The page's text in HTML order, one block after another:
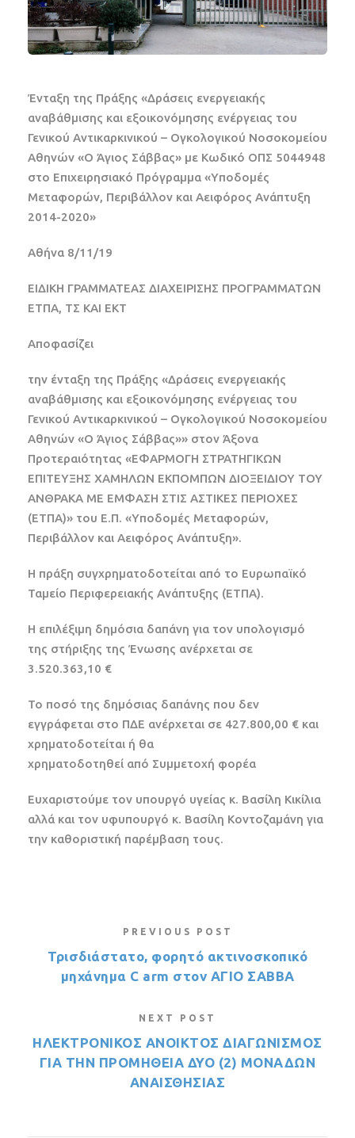
Ένταξη της Πράξης «Δράσεις ενεργειακής
αναβάθμισης και εξοικονόμησης ενέργειας του
Γενικού Αντικαρκινικού – Ογκολογικού Νοσοκομείου
Αθηνών «Ο Άγιος Σάββας» με Κωδικό ΟΠΣ 5044948
στο Επιχειρησιακό Πρόγραμμα «Υποδομές
Μεταφορών, Περιβάλλον και Αειφόρος Ανάπτυξη
2014-2020»
Αθήνα 8/11/19
ΕΙΔΙΚΗ ΓΡΑΜΜΑΤΕΑΣ ΔΙΑΧΕΙΡΙΣΗΣ ΠΡΟΓΡΑΜΜΑΤΩΝ
ΕΤΠΑ, ΤΣ ΚΑΙ ΕΚΤ
Αποφασίζει
την ένταξη της Πράξης «Δράσεις ενεργειακής
αναβάθμισης και εξοικονόμησης ενέργειας του
Γενικού Αντικαρκινικού – Ογκολογικού Νοσοκομείου
Αθηνών «Ο Άγιος Σάββας»» στον Άξονα
Προτεραιότητας «ΕΦΑΡΜΟΓΗ ΣΤΡΑΤΗΓΙΚΩΝ
ΕΠΙΤΕΥΞΗΣ ΧΑΜΗΛΩΝ ΕΚΠΟΜΠΩΝ ΔΙΟΞΕΙΔΙΟΥ ΤΟΥ
ΑΝΘΡΑΚΑ ΜΕ ΕΜΦΑΣΗ ΣΤΙΣ ΑΣΤΙΚΕΣ ΠΕΡΙΟΧΕΣ
(ΕΤΠΑ)» του Ε.Π. «Υποδομές Μεταφορών,
Περιβάλλον και Αειφόρος Ανάπτυξη».
Η πράξη συγχρηματοδοτείται από το Ευρωπαϊκό
Ταμείο Περιφερειακής Ανάπτυξης (ΕΤΠΑ).
Η επιλέξιμη δημόσια δαπάνη για τον υπολογισμό
της στήριξης της Ένωσης ανέρχεται σε
3.520.363,10 €
Το ποσό της δημόσιας δαπάνης που δεν
εγγράφεται στο ΠΔΕ ανέρχεται σε 427.800,00 € και
χρηματοδοτείται ή θα
χρηματοδοτηθεί από Συμμετοχή φορέα
Ευχαριστούμε τον υπουργό υγείας κ. Βασίλη Κικίλια
αλλά και τον υφυπουργό κ. Βασίλη Κοντοζαμάνη για
την καθοριστική παρέμβαση τους.
PREVIOUS POST
Τρισδιάστατο, φορητό ακτινοσκοπικό
μηχάνημα C arm στον ΑΓΙΟ ΣΑΒΒΑ
NEXT POST
ΗΛΕΚΤΡΟΝΙΚΟΣ ΑΝΟΙΚΤΟΣ ΔΙΑΓΩΝΙΣΜΟΣ
ΓΙΑ ΤΗΝ ΠΡΟΜΗΘΕΙΑ ΔΥΟ (2) ΜΟΝΑΔΩΝ
ΑΝΑΙΣΘΗΣΙΑΣ